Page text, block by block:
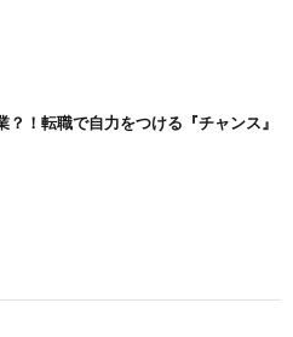
？！転職で自力をつける『チャンス』